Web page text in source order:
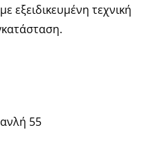
55
εξειδικευμένη τεχνική